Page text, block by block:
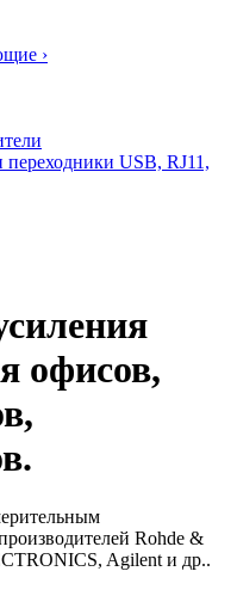
›
USB, RJ11,
офисов,
Rohde &
Agilent и др..